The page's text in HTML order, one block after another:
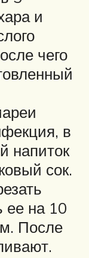
и
чего
в
напиток
сок.
ее на 10
После